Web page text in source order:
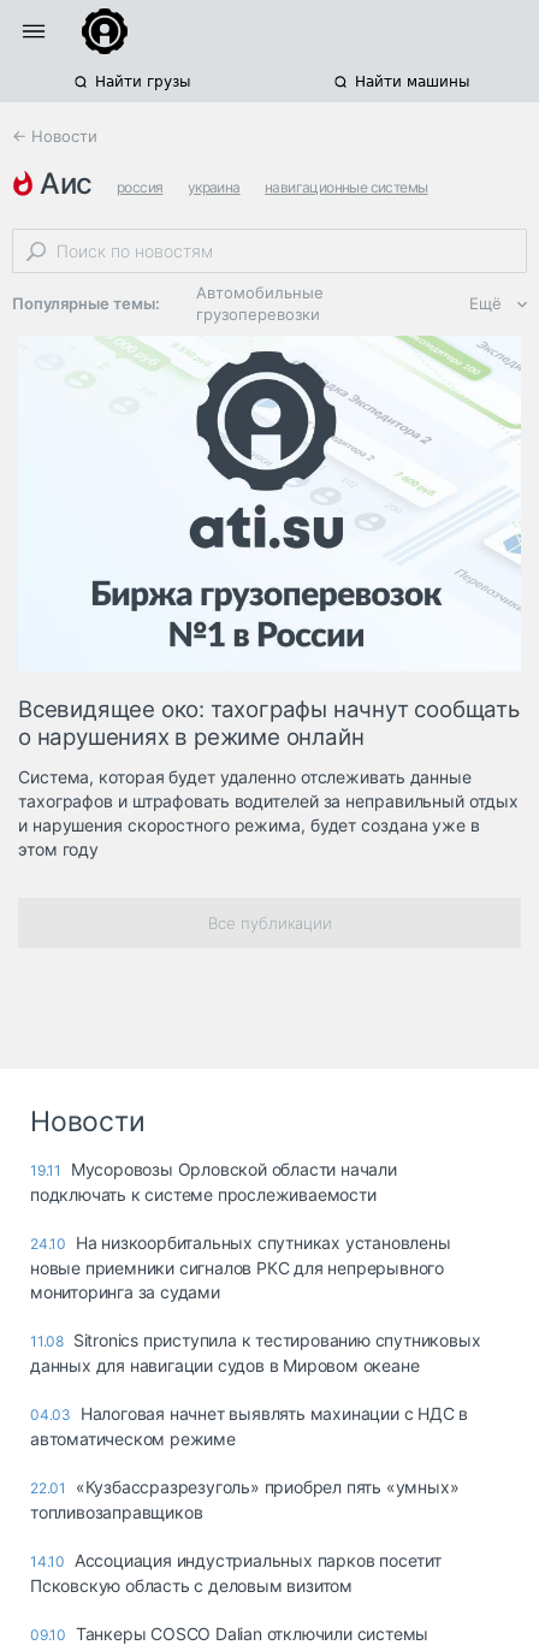
Найти грузы Найти машины
← Новости
аис россия украина навигационные системы
Популярные темы:
Автомобильные
грузоперевозки
Региональная
логистика
ЭДО, ИТ в
логистике
Дороги,
инфраструктура
Логистика, грузы
Негабаритные и
опасные грузы
Безопасность и
Таможня и ВЭД
грузовые
терминалы
Коммерческий
Ещё
Всевидящее око: тахографы начнут сообщать
о нарушениях в режиме онлайн
Система, которая будет удаленно отслеживать данные
тахографов и штрафовать водителей за неправильный отдых
и нарушения скоростного режима, будет создана уже в
этом году
Все публикации
Новости
19.11
Мусоровозы Орловской области начали
подключать к системе прослеживаемости
24.10
На низкоорбитальных спутниках установлены
новые приемники сигналов РКС для непрерывного
мониторинга за судами
11.08 Sitronics приступила к тестированию спутниковых
данных для навигации судов в Мировом океане
04.03
Налоговая начнет выявлять махинации с НДС в
автоматическом режиме
22.01
«Кузбассразрезуголь» приобрел пять «умных»
топливозаправщиков
14.10
Ассоциация индустриальных парков посетит
Псковскую область с деловым визитом
09.10 Танкеры COSCO Dalian отключили системы